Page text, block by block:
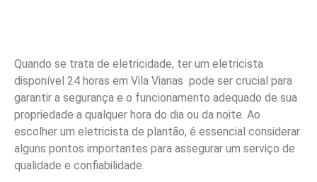
Quando se trata de eletricidade, ter um eletricista
disponível 24 horas em Vila Vianas pode ser crucial para
garantir a segurança e o funcionamento adequado de sua
propriedade a qualquer hora do dia ou da noite. Ao
escolher um eletricista de plantão, é essencial considerar
alguns pontos importantes para assegurar um serviço de
qualidade e confiabilidade.